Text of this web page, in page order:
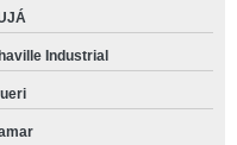
Industrial